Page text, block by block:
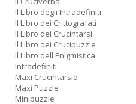
Il Libro degli Intradefiniti
Il Libro dei Crittografati
Il Libro dei Crucintarsi
Il Libro dei Crucipuzzle
Il Libro dell Enigmistica
Intradefiniti
Maxi Crucintarsio
Maxi Puzzle
Minipuzzle